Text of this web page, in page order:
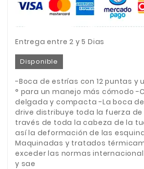
Entrega entre 2 y 5 Dias
Disponible
-Boca de estrías con 12 puntas y
° para un manejo más cómodo -
delgada y compacta -La boca
drive distribuye toda la fuerza
través de toda la cabeza de la
así la deformación de las
Maquinadas y tratados
exceder las normas
y sae